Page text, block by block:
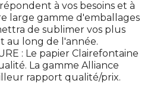
à vos besoins et à
large gamme d'emballages
de sublimer vos plus
au long de l'année.
: Le papier Clairefontaine
La gamme Alliance
rapport qualité/prix.